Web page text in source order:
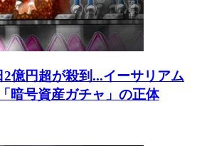
2億円超が殺到...イーサリアム
暗号資産ガチャ」の正体